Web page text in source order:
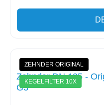
ZEHNDER ORIGINAL
KEGELFILTER 10X
Zehnder DN 125 -
G3